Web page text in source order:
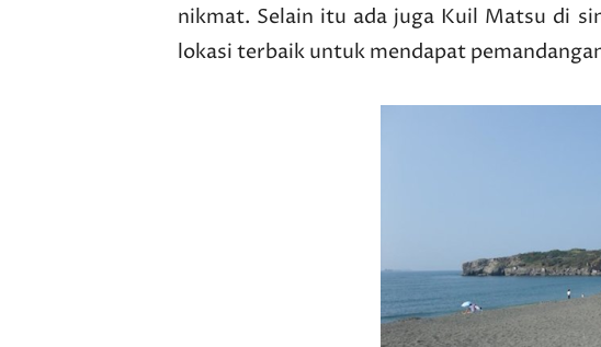
nikmat. Selain itu ada juga Kuil Matsu di
lokasi terbaik untuk mendapat